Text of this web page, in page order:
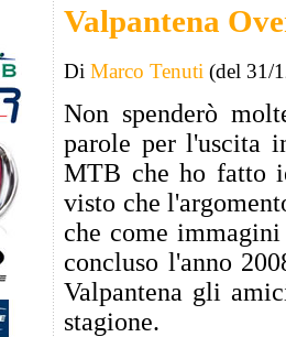
Valpantena
Di Marco Tenuti (del 31/
Non spenderò
parole per l'uscita
MTB che ho fatto
visto che
che come
concluso l'anno
Valpantena gli
stagione.